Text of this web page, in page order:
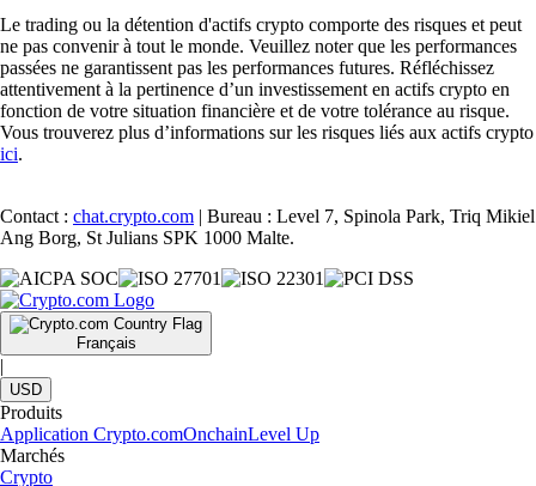
Le trading ou la détention d'actifs crypto comporte des risques et peut
ne pas convenir à tout le monde. Veuillez noter que les performances
passées ne garantissent pas les performances futures. Réfléchissez
attentivement à la pertinence d’un investissement en actifs crypto en
fonction de votre situation financière et de votre tolérance au risque.
Vous trouverez plus d’informations sur les risques liés aux actifs crypto
ici.
Contact : chat.crypto.com | Bureau : Level 7, Spinola Park, Triq Mikiel
Ang Borg, St Julians SPK 1000 Malte.
Français
|
USD
Produits
Application Crypto.comOnchainLevel Up
Marchés
Crypto